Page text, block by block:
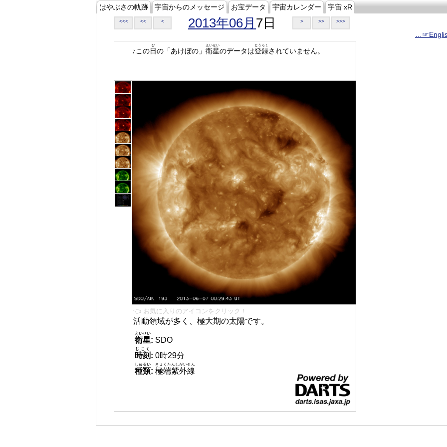
はやぶさの軌跡 宇宙からのメッセージ お宝データ 宇宙カレンダー 宇宙 xR
<<< << < 2013年06月 7日 > >> >>>
♪この日
ひ
の「あけぼの」 衛星
えいせい
のデータは登録
とうろく
されていません。
👈 お気に入りのアイコンをクリック！
活動領域が多く、極大期の太陽です。
衛星
えいせい
: SDO
時刻
じこく
: 0時29分
種類
しゅるい
: 極端紫外線
きょくたんしがいせん